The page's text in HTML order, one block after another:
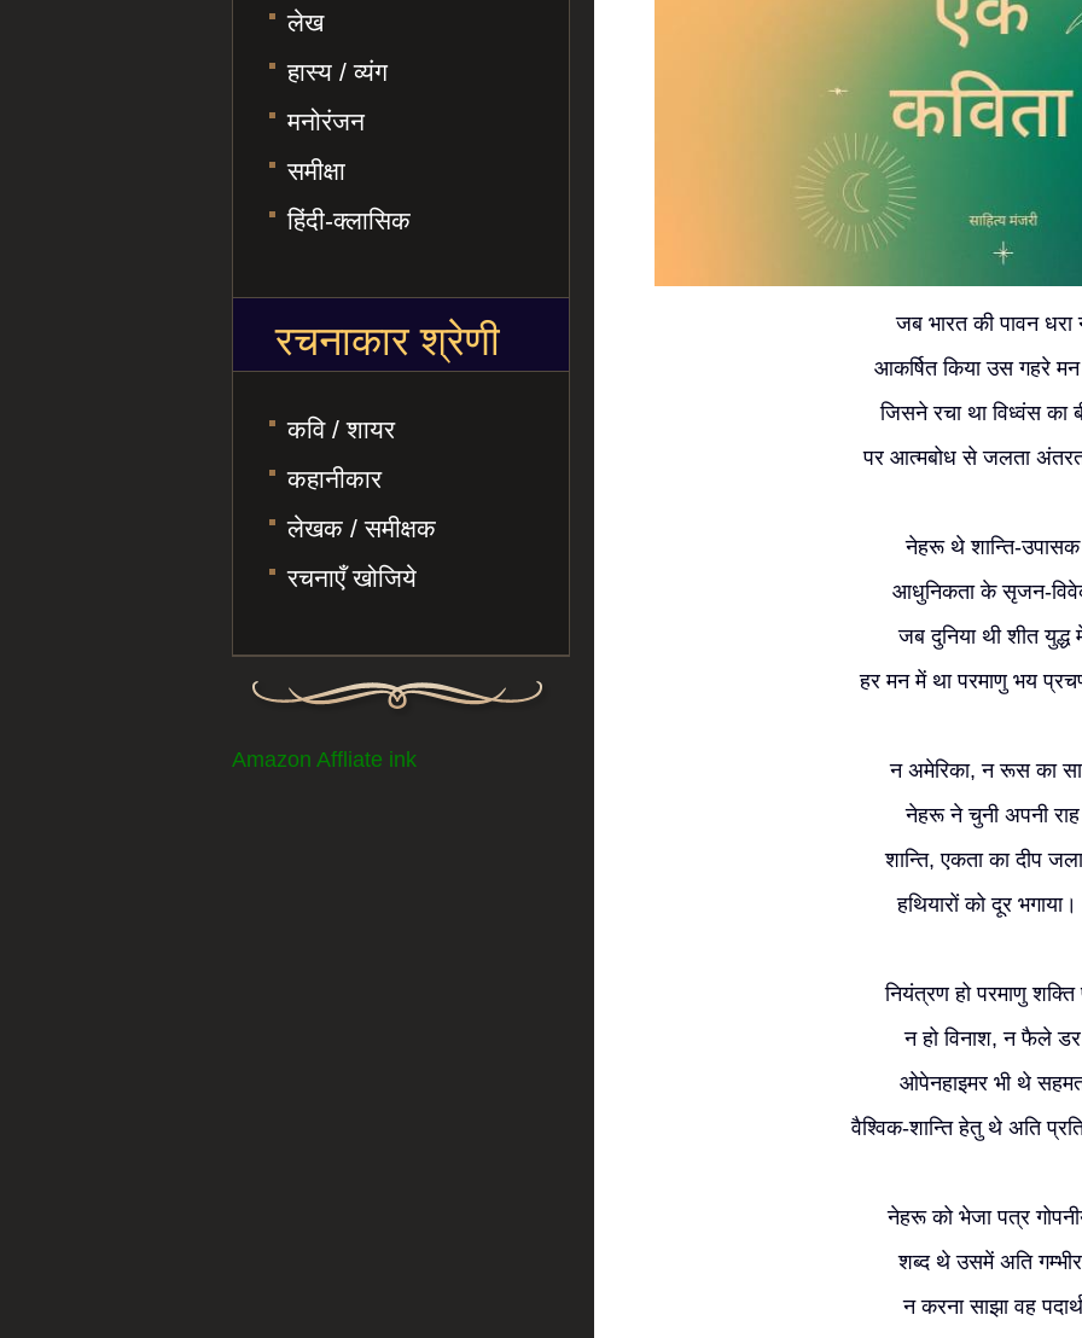
जब भारत की पावन धरा
आकर्षित किया उस गहरे
जिसने रचा था विध्वंस का
पर आत्मबोध से जलता
नेहरू थे शान्ति-उपासक
आधुनिकता के सृजन-
जब दुनिया थी शीत युद्ध
हर मन में था परमाणु भय
न अमेरिका, न रूस का
नेहरू ने चुनी अपनी राह
शान्ति, एकता का दीप
हथियारों को दूर भगाया।
नियंत्रण हो परमाणु शक्ति
न हो विनाश, न फैले डर
ओपेनहाइमर भी थे
वैश्विक-शान्ति हेतु थे अति
नेहरू को भेजा पत्र
शब्द थे उसमें अति गम्भीर
न करना साझा वह पदार्थ
लेख
हास्य / व्यंग
मनोरंजन
समीक्षा
हिंदी-क्लासिक
रचनाकार श्रेणी
कवि / शायर
कहानीकार
लेखक / समीक्षक
रचनाएँ खोजिये
Amazon Affliate ink